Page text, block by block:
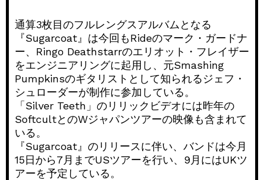
通算3枚目のフルレングスアルバムとなる
『Sugarcoat』は今回もRideのマーク・ガードナ
ー、Ringo Deathstarrのエリオット・フレイザー
をエンジニアリングに起用し、元Smashing
Pumpkinsのギタリストとして知られるジェフ・
シュローダーが制作に参加している。
「Silver Teeth」のリリックビデオには昨年の
SoftcultとのWジャパンツアーの映像も含まれて
いる。
『Sugarcoat』のリリースに伴い、バンドは今月
15日から7月までUSツアーを行い、9月にはUKツ
アーを予定している。